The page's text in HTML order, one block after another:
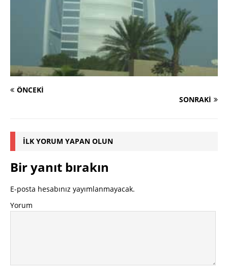
ÖNCEKI
SONRAKI
İLK YORUM YAPAN OLUN
Bir yanıt bırakın
E-posta hesabınız yayımlanmayacak.
Yorum